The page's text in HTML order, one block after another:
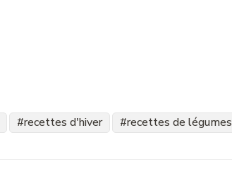
recettes d'hiver recettes de légumes